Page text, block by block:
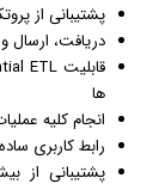
پشتیبانی از
دریافت، ارسال
ها
انجام کلیه
رابط کاربری